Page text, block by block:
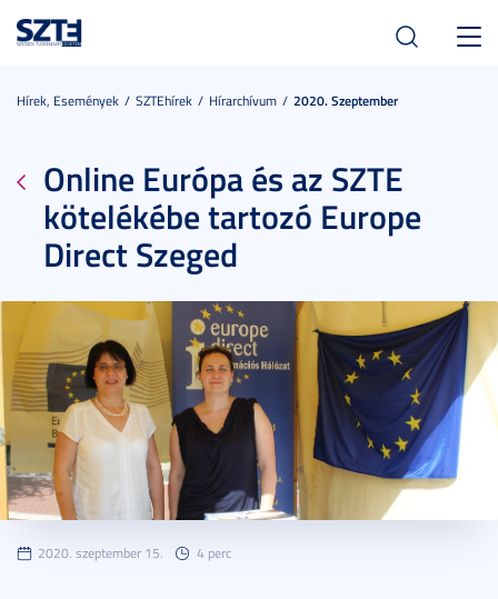
Hírek, Események SZTEhírek Hírarchívum 2020. Szeptember
Online Európa és az SZTE
kötelékébe tartozó Europe
Direct Szeged
2020. szeptember 15. 4 perc